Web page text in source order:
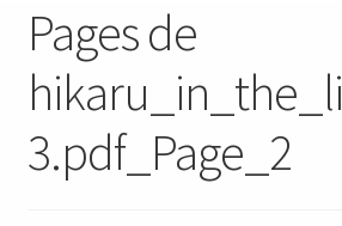
Pages de
3.pdf_Page_2